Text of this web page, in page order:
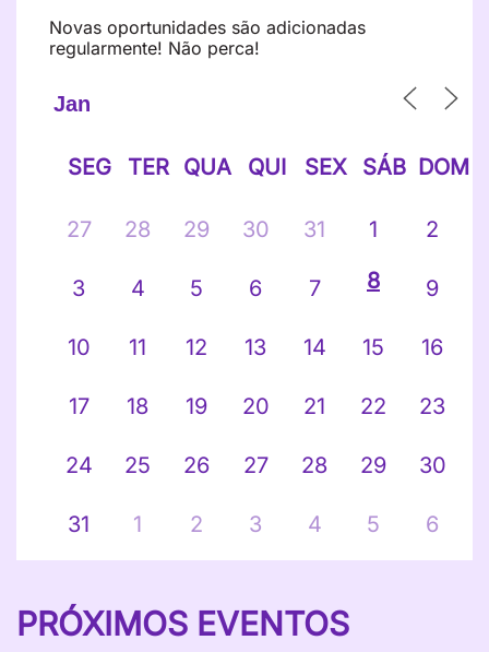
Novas oportunidades são adicionadas
regularmente! Não perca!
SEG TER QUA QUI SEX SÁB DOM
27 28 29 30 31 1 2
3 4 5 6 7 8 9
10 11 12 13 14 15 16
17 18 19 20 21 22 23
24 25 26 27 28 29 30
31 1 2 3 4 5 6
PRÓXIMOS EVENTOS